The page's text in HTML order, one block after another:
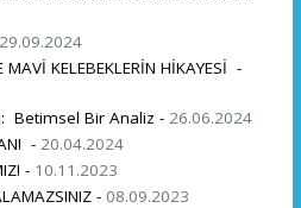
29.09.2024
MAVİ KELEBEKLERİN HİKAYESİ -
Betimsel Bir Analiz - 26.06.2024
- 20.04.2024
- 10.11.2023
- 08.09.2023